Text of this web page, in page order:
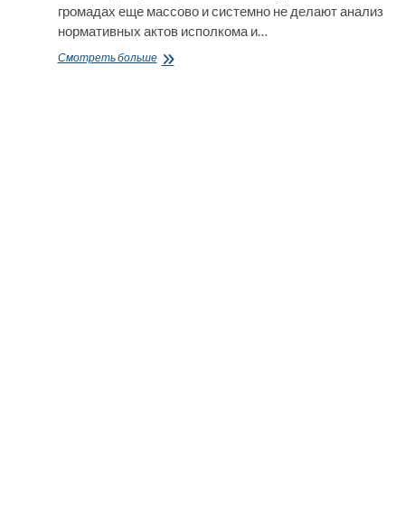
громадах еще массово и системно не делают анализ
нормативных актов исполкома и…
Смотреть большеВыездная